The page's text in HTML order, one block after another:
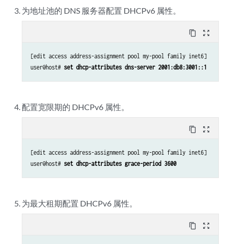
为地址池的 DNS 服务器配置 DHCPv6 属性。
content_copy zoom_out_map
[edit access address-assignment pool my-pool family inet6]
user@host# set dhcp-attributes dns-server 2001:db8:3001::1
配置宽限期的 DHCPv6 属性。
content_copy zoom_out_map
[edit access address-assignment pool my-pool family inet6]
user@host# set dhcp-attributes grace-period 3600
为最大租期配置 DHCPv6 属性。
content_copy zoom_out_map